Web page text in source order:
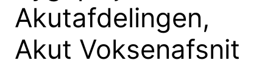
Akutafdelingen,
Akut Voksenafsnit